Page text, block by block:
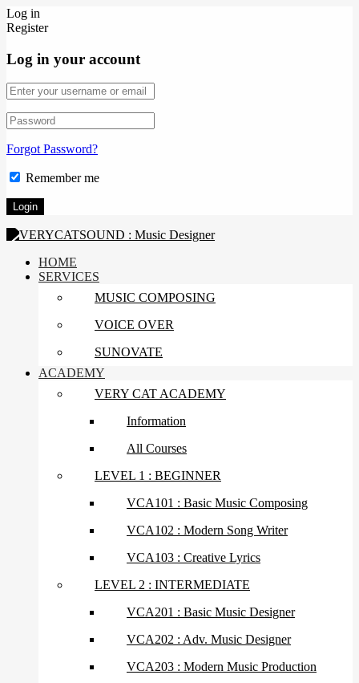
Log in
Register
Log in your account
Forgot Password?
Remember me
HOME
SERVICES
MUSIC COMPOSING
VOICE OVER
SUNOVATE
ACADEMY
VERY CAT ACADEMY
Information
All Courses
LEVEL 1 : BEGINNER
VCA101 : Basic Music Composing
VCA102 : Modern Song Writer
VCA103 : Creative Lyrics
LEVEL 2 : INTERMEDIATE
VCA201 : Basic Music Designer
VCA202 : Adv. Music Designer
VCA203 : Modern Music Production